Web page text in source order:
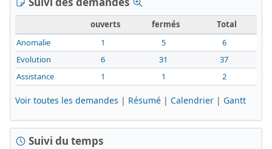
ouverts fermés
Total
Anomalie
1 5
6
Evolution
6 31
37
Assistance
1 1 2
Voir toutes les demandes | Résumé | Calendrier | Gantt
Suivi du temps